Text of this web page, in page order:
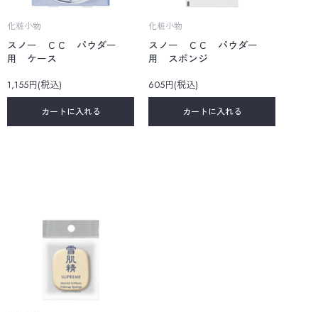
化粧小物
スノー ＣＣ パウダー
用 ケース
1,155円(税込)
カートに入れる
化粧小物
スノー ＣＣ パウダー
用 スポンジ
605円(税込)
カートに入れる